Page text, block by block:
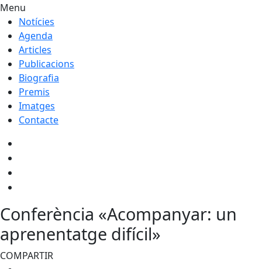
Menu
Notícies
Agenda
Articles
Publicacions
Biografia
Premis
Imatges
Contacte
Conferència «Acompanyar: un
aprenentatge difícil»
COMPARTIR